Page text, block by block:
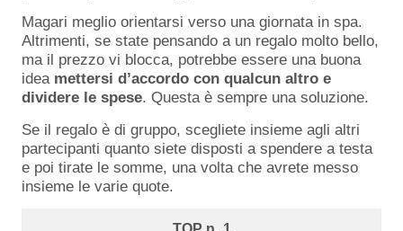
Magari meglio orientarsi verso una giornata in spa.
Altrimenti, se state pensando a un regalo molto bello,
ma il prezzo vi blocca, potrebbe essere una buona
idea mettersi d’accordo con qualcun altro e
dividere le spese. Questa è sempre una soluzione.
Se il regalo è di gruppo, scegliete insieme agli altri
partecipanti quanto siete disposti a spendere a testa
e poi tirate le somme, una volta che avrete messo
insieme le varie quote.